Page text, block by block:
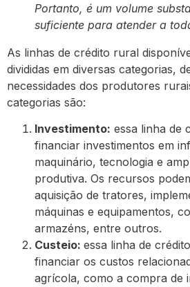
Portanto, é um volume
suficiente para atender a
As linhas de crédito rural
divididas em diversas categorias,
necessidades dos produtores
categorias são:
Investimento: essa linha de
financiar investimentos em
maquinário, tecnologia e
produtiva. Os recursos
aquisição de tratores,
máquinas e equipamentos,
armazéns, entre outros.
Custeio: essa linha de
financiar os custos
agrícola, como a compra de